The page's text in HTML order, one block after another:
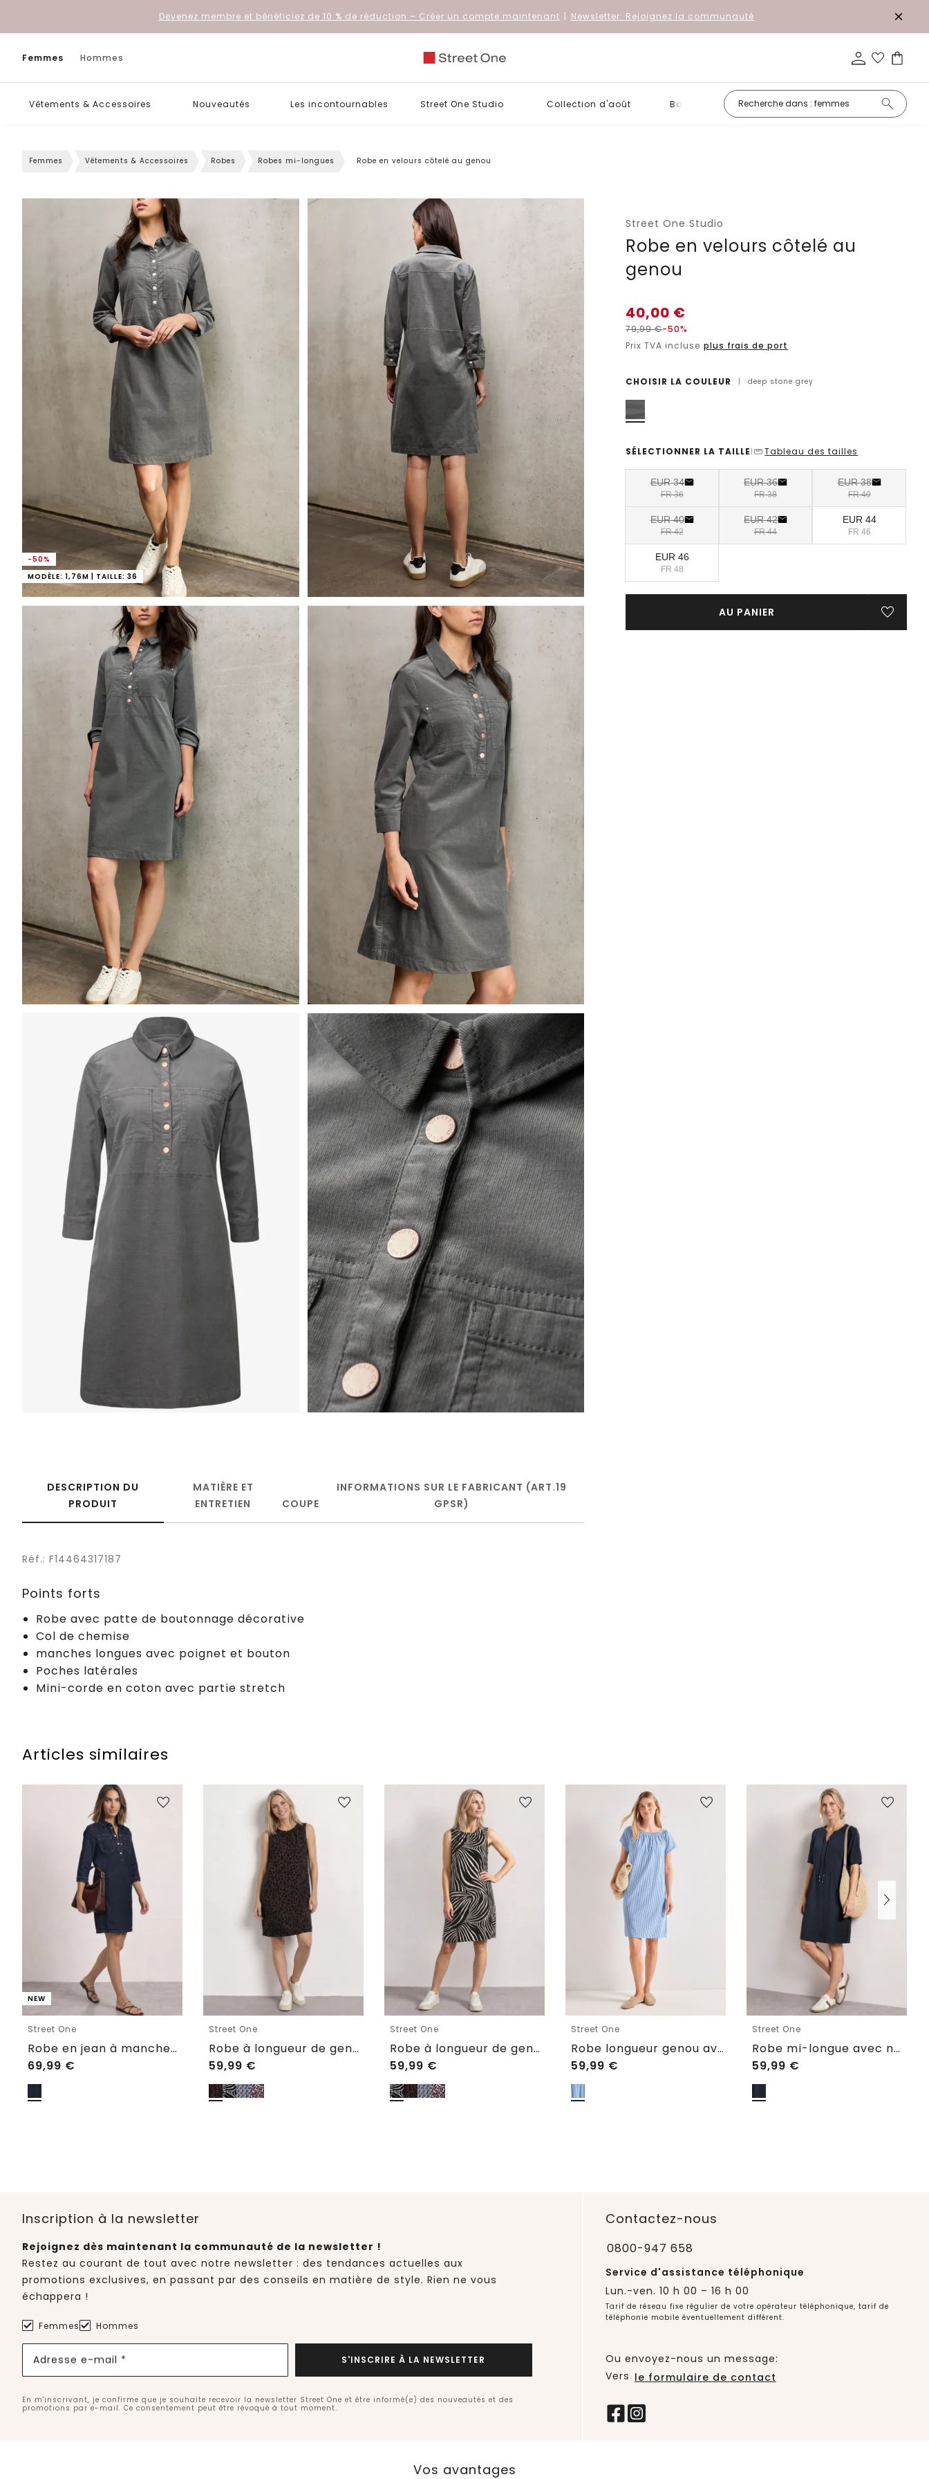
Devenez membre et bénéficiez de 10 % de réduction – Créer un compte maintenant | Newsletter: Rejoignez la communauté
Femmes Hommes
Vêtements & Accessoires Nouveautés Les incontournables Street One Studio Collection d'août Basiques Petits prix
Femmes Vêtements & Accessoires Robes Robes mi-longues Robe en velours côtelé au genou
-50%
MODÈLE: 1,76M | TAILLE: 36
Street One Studio
Robe en velours côtelé au
genou
40,00 €
79,99€-50%
Prix TVA incluse plus frais de port
CHOISIR LA COULEUR | deep stone grey
SÉLECTIONNER LA TAILLE | Tableau des tailles
EUR 34
FR 36
EUR 36
FR 38
EUR 38
FR 40
EUR 40
FR 42
EUR 42
FR 44
EUR 44
FR 46
EUR 46
FR 48
AU PANIER
DESCRIPTION DU
PRODUIT
MATIÈRE ET
ENTRETIEN
COUPE
INFORMATIONS SUR LE FABRICANT (ART.19
GPSR)
Réf.: F14464317187
Points forts
Robe avec patte de boutonnage décorative
Col de chemise
manches longues avec poignet et bouton
Poches latérales
Mini-corde en coton avec partie stretch
Articles similaires
NEW
Street One
Robe en jean à manches 3/4, longueur genoux
69,99 €
Street One
Robe à longueur de genou et col rond
59,99 €
Street One
Robe à longueur de genou avec fronces
59,99 €
Street One
Robe longueur genou avec détails scintillants
59,99 €
Street One
Robe mi-longue avec nœud
59,99 €
Inscription à la newsletter
Rejoignez dès maintenant la communauté de la newsletter !
Restez au courant de tout avec notre newsletter : des tendances actuelles aux
promotions exclusives, en passant par des conseils en matière de style. Rien ne vous
échappera !
Femmes Hommes
Adresse e-mail * S'INSCRIRE À LA NEWSLETTER
En m'inscrivant, je confirme que je souhaite recevoir la newsletter Street One et être informé(e) des nouveautés et des
promotions par e-mail. Ce consentement peut être révoqué à tout moment.
Contactez-nous
0800-947 658
Service d'assistance téléphonique
Lun.-ven. 10 h 00 – 16 h 00
Tarif de réseau fixe régulier de votre opérateur téléphonique, tarif de
téléphonie mobile éventuellement différent.
Ou envoyez-nous un message:
Vers le formulaire de contact
Vos avantages